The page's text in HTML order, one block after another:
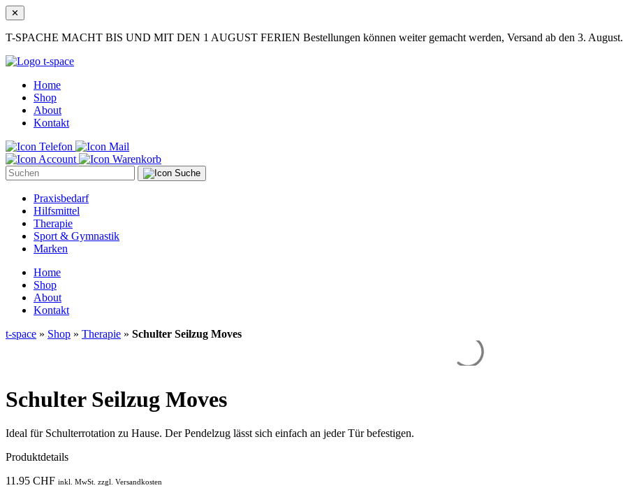
✕
T-SPACHE MACHT BIS UND MIT DEN 1 AUGUST FERIEN Bestellungen können weiter gemacht werden, Versand ab den 3. August.
Home
Shop
About
Kontakt
Suche
Praxisbedarf
Hilfsmittel
Therapie
Sport & Gymnastik
Marken
Home
Shop
About
Kontakt
t-space » Shop » Therapie » Schulter Seilzug Moves
Schulter Seilzug Moves
Ideal für Schulterrotation zu Hause. Der Pendelzug lässt sich einfach an jeder Tür befestigen.
Produktdetails
11.95 CHF inkl. MwSt. zzgl. Versandkosten